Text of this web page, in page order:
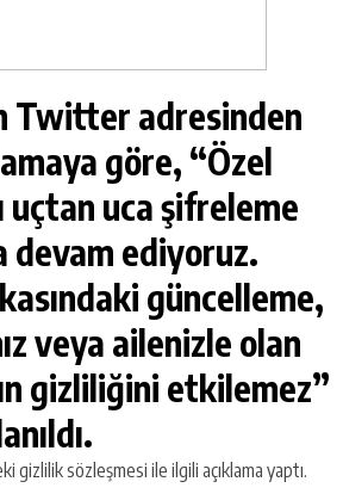
Twitter adresinden
göre, “Özel
uçtan uca şifreleme
devam ediyoruz.
güncelleme,
veya ailenizle olan
gizliliğini etkilemez”
gizlilik sözleşmesi ile ilgili açıklama yaptı.